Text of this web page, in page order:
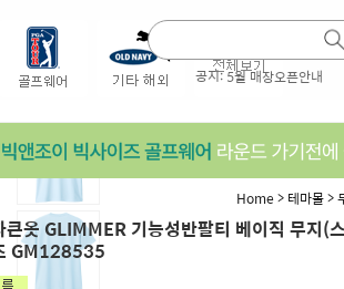
공지:5월 매장오픈안내
Home> 테마몰>
큰옷 GLIMMER 기능성반팔티 베이직 무지(
GM128535